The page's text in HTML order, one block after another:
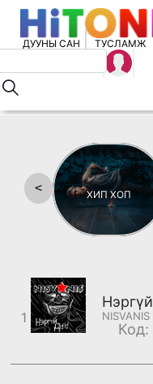
ДУУНЫ САН ТУСЛАМЖ
ХИП ХОП
<
1 NISVANIS
Код: